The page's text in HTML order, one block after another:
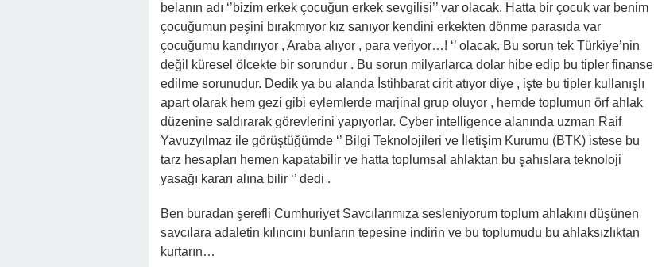
belanın adı ‘’bizim erkek çocuğun erkek sevgilisi’’ var olacak. Hatta bir çocuk var benim
çocuğumun peşini bırakmıyor kız sanıyor kendini erkekten dönme parasıda var
çocuğumu kandırıyor , Araba alıyor , para veriyor…! ‘’ olacak. Bu sorun tek Türkiye’nin
değil küresel ölcekte bir sorundur . Bu sorun milyarlarca dolar hibe edip bu tipler finanse
edilme sorunudur. Dedik ya bu alanda İstihbarat cirit atıyor diye , işte bu tipler kullanışlı
apart olarak hem gezi gibi eylemlerde marjinal grup oluyor , hemde toplumun örf ahlak
düzenine saldırarak görevlerini yapıyorlar. Cyber intelligence alanında uzman Raif
Yavuzyılmaz ile görüştüğümde ‘’ Bilgi Teknolojileri ve İletişim Kurumu (BTK) istese bu
tarz hesapları hemen kapatabilir ve hatta toplumsal ahlaktan bu şahıslara teknoloji
yasağı kararı alına bilir ‘’ dedi .
Ben buradan şerefli Cumhuriyet Savcılarımıza sesleniyorum toplum ahlakını düşünen
savcılara adaletin kılıncını bunların tepesine indirin ve bu toplumudu bu ahlaksızlıktan
kurtarın…